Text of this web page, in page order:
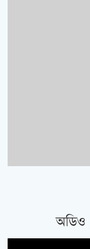
অডিও